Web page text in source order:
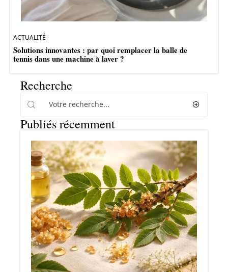
ACTUALITÉ
Solutions innovantes : par quoi remplacer la balle de
tennis dans une machine à laver ?
Recherche
Publiés récemment